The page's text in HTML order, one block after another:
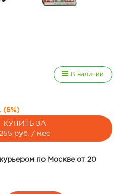
В наличии
(6%)
КУПИТЬ ЗА
255 руб. / мес
по Москве от 20